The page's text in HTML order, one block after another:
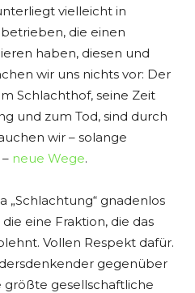
vielleicht in
die einen
haben, diesen und
wir uns nichts vor: Der
Schlachthof, seine Zeit
und zum Tod, sind durch
wir – solange
neue Wege.
„Schlachtung“ gnadenlos
eine Fraktion, die das
Vollen Respekt dafür.
gegenüber
gesellschaftliche